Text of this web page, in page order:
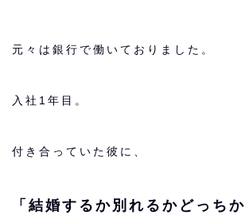
元々は銀行で働いておりました。
入社1年目。
付き合っていた彼に、
「結婚するか別れるかどっち